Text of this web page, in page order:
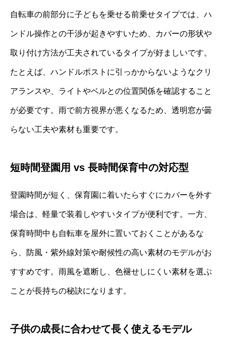
自転車の前部分に子どもを乗せる前乗せタイプでは、ハ
ンドル操作との干渉が起きやすいため、カバーの形状や
取り付け方法が工夫されているタイプが好ましいです。
たとえば、ハンドルポストに引っかからないようなクリ
アランスや、ライトやベルとの位置関係を確認すること
が必要です。雨で前方視界が悪くなるため、透明窓が曇
らない工夫や素材も重要です。
短時間登園用 vs 長時間保育中の対応型
登園時間が短く、保育園に着いたらすぐにカバーを外す
場合は、軽量で装着しやすいタイプが便利です。一方、
保育時間中も自転車を屋外に置いておくことがあるな
ら、防風・紫外線対策や耐候性の高い素材のモデルがお
すすめです。雨風を遮断し、色褪せしにくい素材を選ぶ
ことが長持ちの秘訣になります。
子供の成長に合わせて長く使えるモデル